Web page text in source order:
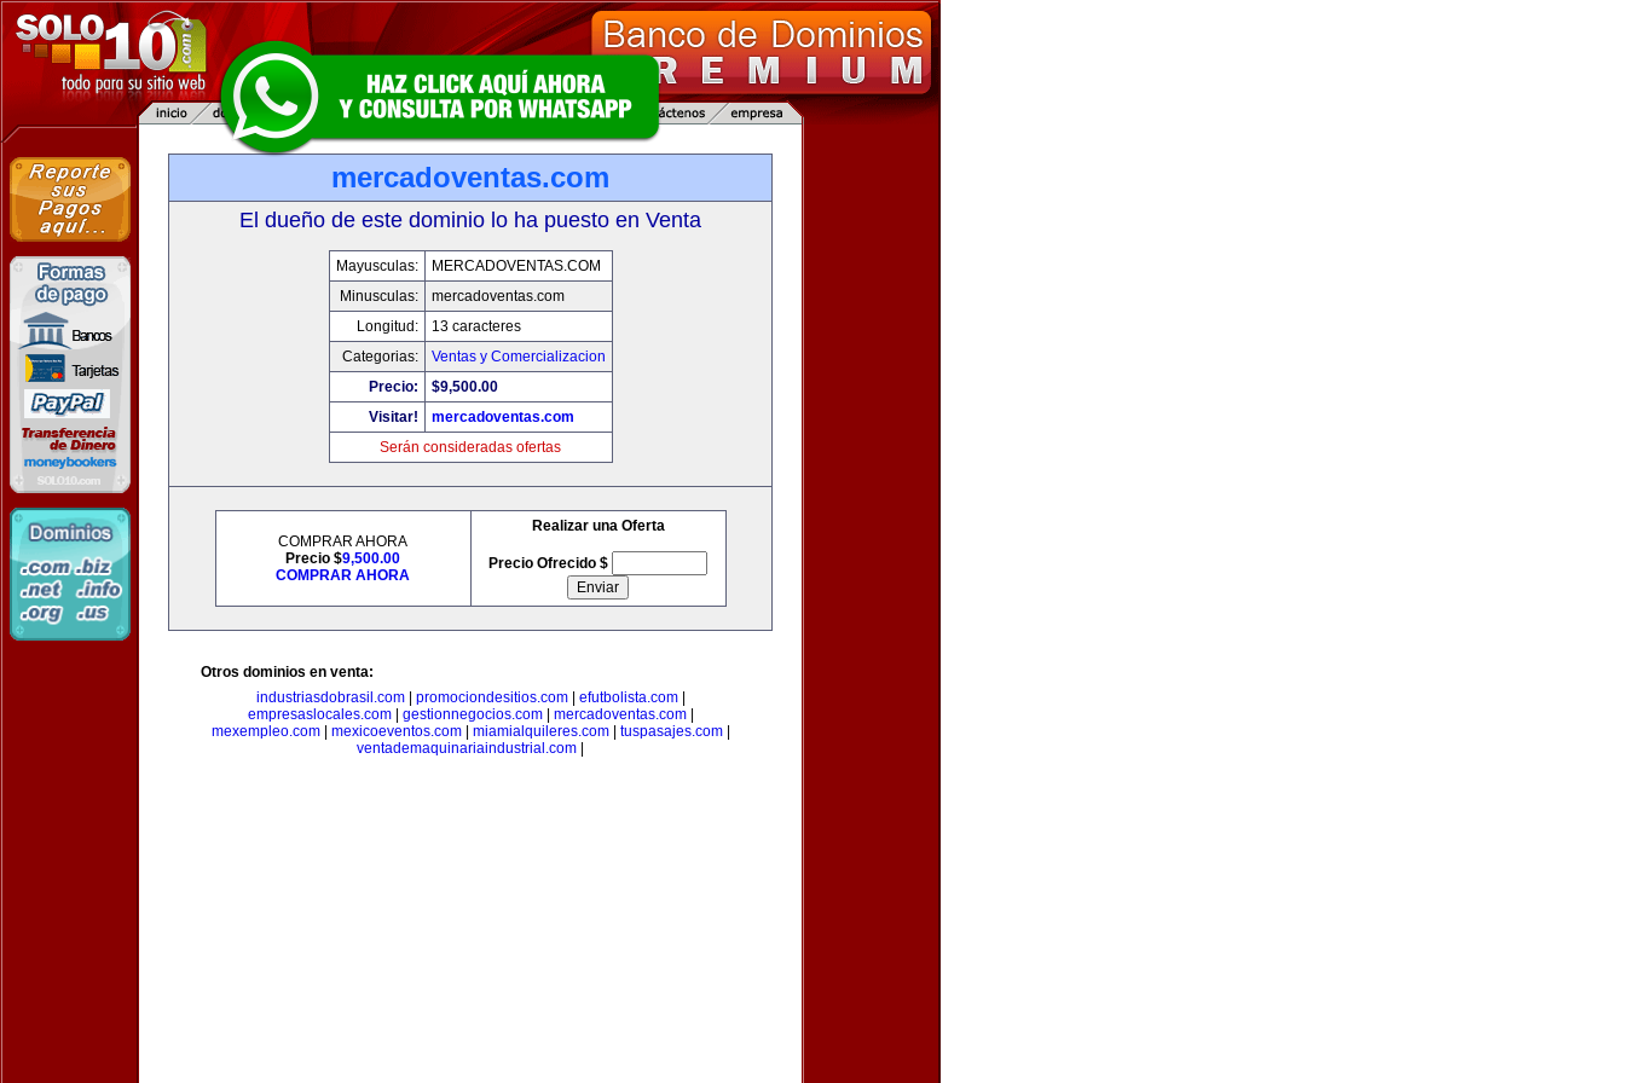
mercadoventas.com
El dueño de este dominio lo ha puesto en Venta
Mayusculas:
MERCADOVENTAS.COM
Minusculas:
mercadoventas.com
Longitud:
13 caracteres
Categorias:
Ventas y Comercializacion
Precio:
$9,500.00
Visitar!
mercadoventas.com
Serán consideradas ofertas
COMPRAR AHORA
Precio $9,500.00
COMPRAR AHORA
Realizar una Oferta
Precio Ofrecido $
Otros dominios en venta:
industriasdobrasil.com| promociondesitios.com| efutbolista.com|
empresaslocales.com| gestionnegocios.com| mercadoventas.com|
mexempleo.com| mexicoeventos.com| miamialquileres.com| tuspasajes.com|
ventademaquinariaindustrial.com